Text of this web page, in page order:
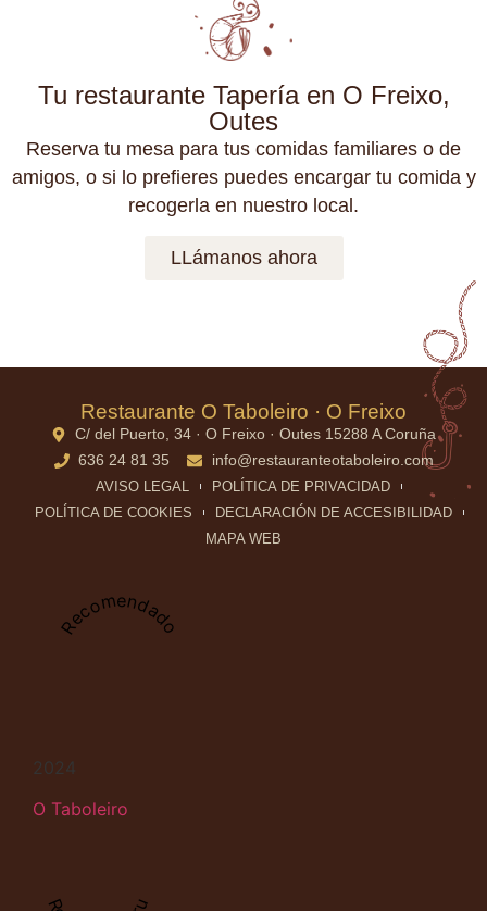
Tu restaurante Tapería en O Freixo,
Outes
Reserva tu mesa para tus comidas familiares o de
amigos, o si lo prefieres puedes encargar tu comida y
recogerla en nuestro local.
LLámanos ahora
Restaurante O Taboleiro · O Freixo
C/ del Puerto, 34 · O Freixo · Outes 15288 A Coruña
636 24 81 35
info@restauranteotaboleiro.com
AVISO LEGAL
POLÍTICA DE PRIVACIDAD
POLÍTICA DE COOKIES
DECLARACIÓN DE ACCESIBILIDAD
MAPA WEB
Recomendado
2024
O Taboleiro